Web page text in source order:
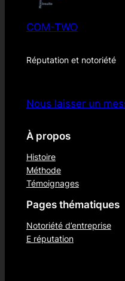
COM-TWO
Réputation et notoriété
Nous laisser un
À propos
Histoire
Méthode
Témoignages
Pages thématiques
Notoriété d’entreprise
E réputation